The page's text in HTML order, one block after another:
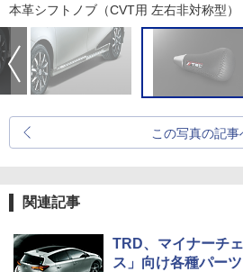
本革シフトノブ（CVT用 左右非対称型）
この写真の記事
関連記事
TRD、マイナーチ
ス」向け各種パーツ